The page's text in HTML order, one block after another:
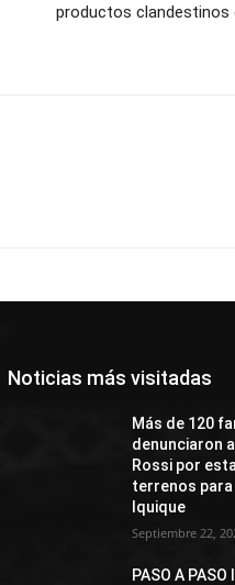
productos clandestinos
Noticias más visitadas
Más de 120
denunciaron
Rossi por
terrenos para
Iquique
Septiembre 22,
PASO A